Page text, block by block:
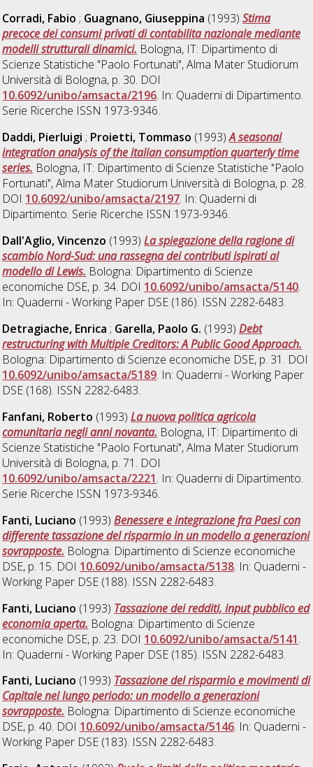
Corradi, Fabio ; Guagnano, Giuseppina (1993)Stima
precoce dei consumi privati di contabilita nazionale mediante
modelli strutturali dinamici. Bologna, IT: Dipartimento di
Scienze Statistiche "Paolo Fortunati", Alma Mater Studiorum
Università di Bologna, p. 30. DOI
10.6092/unibo/amsacta/2196. In: Quaderni di Dipartimento.
Serie Ricerche ISSN 1973-9346.
Daddi, Pierluigi ; Proietti, Tommaso (1993)A seasonal
integration analysis of the italian consumption quarterly time
series. Bologna, IT: Dipartimento di Scienze Statistiche "Paolo
Fortunati", Alma Mater Studiorum Università di Bologna, p. 28.
DOI 10.6092/unibo/amsacta/2197. In: Quaderni di
Dipartimento. Serie Ricerche ISSN 1973-9346.
Dall'Aglio, Vincenzo (1993)La spiegazione della ragione di
scambio Nord-Sud: una rassegna dei contributi ispirati al
modello di Lewis. Bologna: Dipartimento di Scienze
economiche DSE, p. 34. DOI 10.6092/unibo/amsacta/5140.
In: Quaderni - Working Paper DSE (186). ISSN 2282-6483.
Detragiache, Enrica ; Garella, Paolo G. (1993)Debt
restructuring with Multiple Creditors: A Public Good Approach.
Bologna: Dipartimento di Scienze economiche DSE, p. 31. DOI
10.6092/unibo/amsacta/5189. In: Quaderni - Working Paper
DSE (168). ISSN 2282-6483.
Fanfani, Roberto (1993)La nuova politica agricola
comunitaria negli anni novanta. Bologna, IT: Dipartimento di
Scienze Statistiche "Paolo Fortunati", Alma Mater Studiorum
Università di Bologna, p. 71. DOI
10.6092/unibo/amsacta/2221. In: Quaderni di Dipartimento.
Serie Ricerche ISSN 1973-9346.
Fanti, Luciano (1993)Benessere e integrazione fra Paesi con
differente tassazione del risparmio in un modello a generazioni
sovrapposte. Bologna: Dipartimento di Scienze economiche
DSE, p. 15. DOI 10.6092/unibo/amsacta/5138. In: Quaderni -
Working Paper DSE (188). ISSN 2282-6483.
Fanti, Luciano (1993) Tassazione dei redditi, input pubblico ed
economia aperta. Bologna: Dipartimento di Scienze
economiche DSE, p. 23. DOI 10.6092/unibo/amsacta/5141.
In: Quaderni - Working Paper DSE (185). ISSN 2282-6483.
Fanti, Luciano (1993) Tassazione del risparmio e movimenti di
Capitale nel lungo periodo: un modello a generazioni
sovrapposte. Bologna: Dipartimento di Scienze economiche
DSE, p. 40. DOI 10.6092/unibo/amsacta/5146. In: Quaderni -
Working Paper DSE (183). ISSN 2282-6483.